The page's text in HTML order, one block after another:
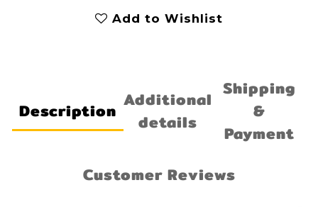
Add to Wishlist
Description Additional
details
Shipping
&
Payment
Customer Reviews